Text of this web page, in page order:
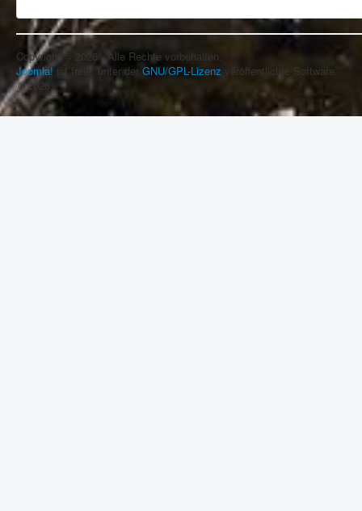
Copyright © 2026 . Alle Rechte vorbehalten.
Joomla!ist freie, unter der GNU/GPL-Lizenz veröffentlichte Software.
© 2026